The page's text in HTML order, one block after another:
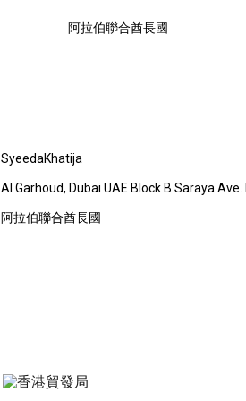
阿拉伯聯合酋長國
SyeedaKhatija
Al Garhoud, Dubai UAE Block B Saraya
阿拉伯聯合酋長國